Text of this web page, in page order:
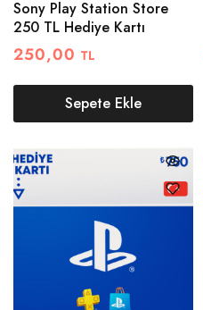
Sony Play Station Store
250 TL Hediye Kartı
250,00 TL
Sepete Ekle